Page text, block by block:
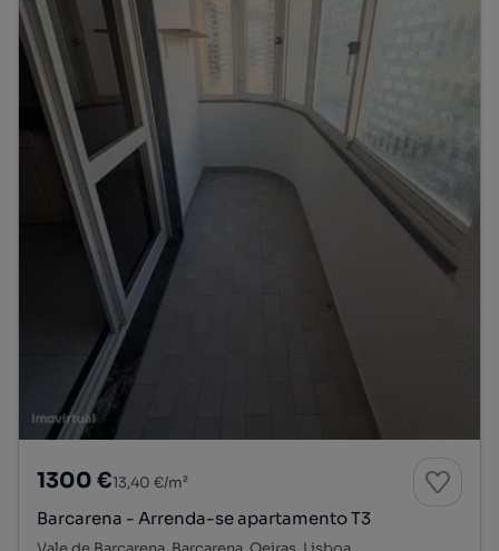
1300 €13,40 €/m²
Barcarena - Arrenda-se apartamento T3